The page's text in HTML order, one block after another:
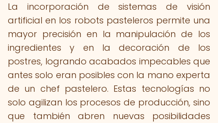
La incorporación de sistemas de visión
artificial en los robots pasteleros permite una
mayor precisión en la manipulación de los
ingredientes y en la decoración de los
postres, logrando acabados impecables que
antes solo eran posibles con la mano experta
de un chef pastelero. Estas tecnologías no
solo agilizan los procesos de producción, sino
que también abren nuevas posibilidades